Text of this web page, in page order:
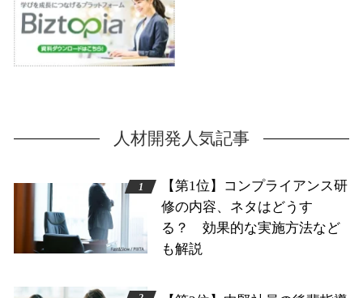
人材開発人気記事
【第1位】コンプライアンス研
修の内容、ネタはどうす
る？ 効果的な実施方法など
も解説